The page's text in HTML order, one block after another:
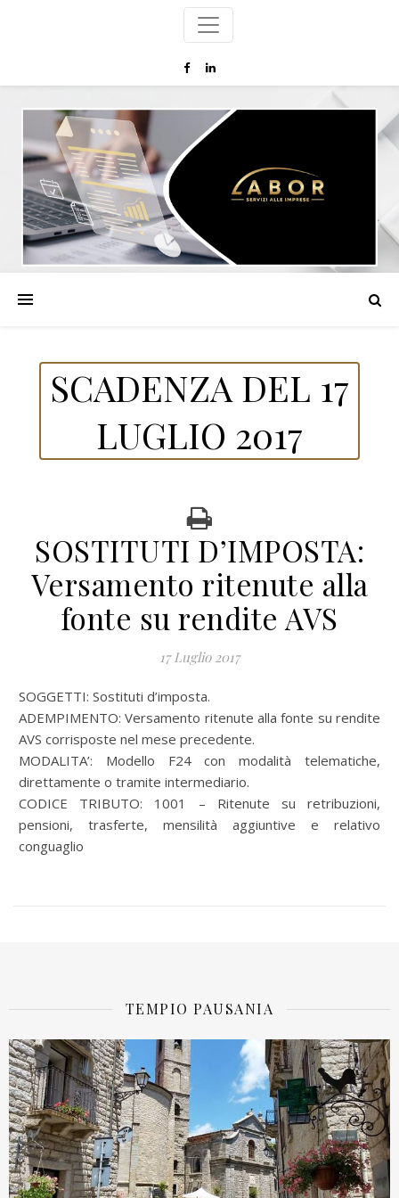
SCADENZA DEL 17
LUGLIO 2017
SOSTITUTI D’IMPOSTA:
Versamento ritenute alla
fonte su rendite AVS
17 Luglio 2017
SOGGETTI: Sostituti d’imposta.
ADEMPIMENTO: Versamento ritenute alla fonte su rendite
AVS corrisposte nel mese precedente.
MODALITA’: Modello F24 con modalità telematiche,
direttamente o tramite intermediario.
CODICE TRIBUTO: 1001 – Ritenute su retribuzioni,
pensioni, trasferte, mensilità aggiuntive e relativo
conguaglio
TEMPIO PAUSANIA